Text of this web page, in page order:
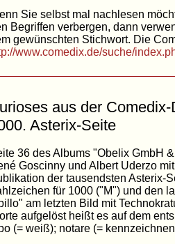
Sie selbst mal nachlesen
Begriffen verbergen, dann
gewünschten Stichwort. Die
www.comedix.de/suche/
aus der
Asterix-Seite
36 des Albums "Obelix GmbH
Goscinny und Albert Uderzo
der tausendsten Asterix-
für 1000 ("M") und den
am letzten Bild mit
aufgelöst heißt es auf dem
(= weiß); notare (=